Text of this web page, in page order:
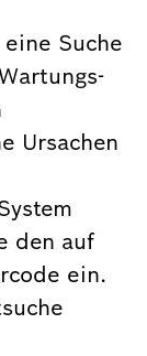
Suche
Ursachen
den auf
ein.